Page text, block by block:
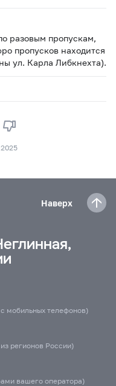
разовым пропускам,
пропусков находится
ул. Карла Либкнехта).
Наверх
мобильных телефонов)
регионов России)
вашего оператора)